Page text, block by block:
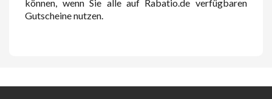
können, wenn Sie alle auf Rabatio.de verfügbaren
Gutscheine nutzen.